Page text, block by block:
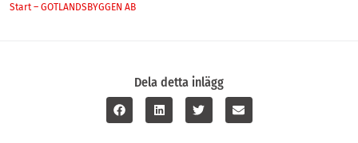
Start – GOTLANDSBYGGEN AB
Dela detta inlägg